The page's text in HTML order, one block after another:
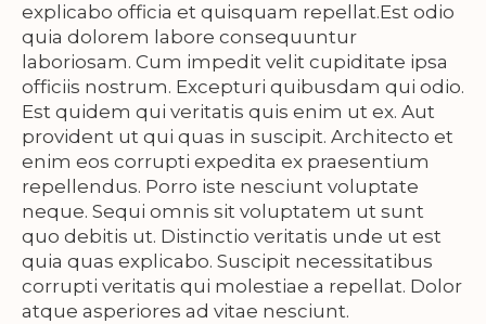
explicabo officia et quisquam repellat.Est odio
quia dolorem labore consequuntur
laboriosam. Cum impedit velit cupiditate ipsa
officiis nostrum. Excepturi quibusdam qui odio.
Est quidem qui veritatis quis enim ut ex. Aut
provident ut qui quas in suscipit. Architecto et
enim eos corrupti expedita ex praesentium
repellendus. Porro iste nesciunt voluptate
neque. Sequi omnis sit voluptatem ut sunt
quo debitis ut. Distinctio veritatis unde ut est
quia quas explicabo. Suscipit necessitatibus
corrupti veritatis qui molestiae a repellat. Dolor
atque asperiores ad vitae nesciunt.